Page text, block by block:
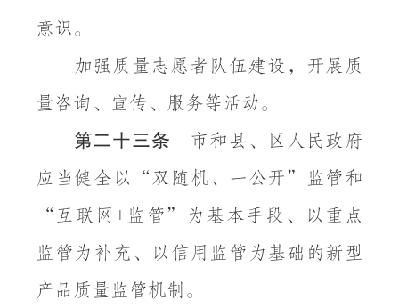
意识。
加强质量志愿者队伍建设，开展质
量咨询、宣传、服务等活动。
第二十三条 市和县、区人民政府
应当健全以
“双随机、一公开”监管和
“互联网+ 监管”为基本手段、以重点
监管为补充、以信用监管为基础的新型
产品质量监管机制。